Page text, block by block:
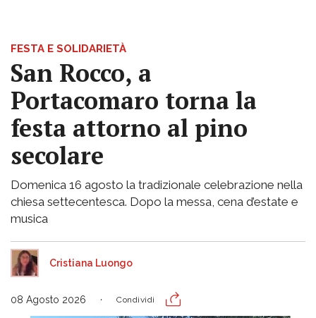
FESTA E SOLIDARIETÀ
San Rocco, a
Portacomaro torna la
festa attorno al pino
secolare
Domenica 16 agosto la tradizionale celebrazione nella
chiesa settecentesca. Dopo la messa, cena d’estate e
musica
Cristiana Luongo
08 Agosto 2026 Condividi